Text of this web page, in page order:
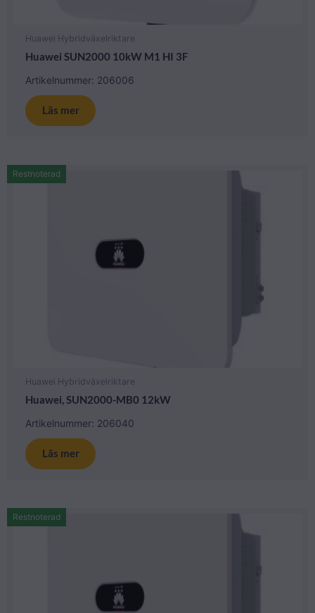
Huawei Hybridväxelriktare
Huawei SUN2000 10kW M1 HI 3F
Artikelnummer: 206006
Läs mer
Huawei Hybridväxelriktare
Huawei, SUN2000-MB0 12kW
Artikelnummer: 206040
Restnoterad
Läs mer
Restnoterad